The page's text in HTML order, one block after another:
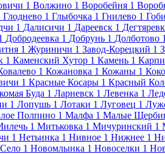
1 Волжино 1 Воробейня 1
Глоднево 1 Глыбочка 1 Гнилево 1
1 Далисичи 1 Дареевск 1
Добродеевка 1 Добрунь 1 Долботово 1
1 Журиничи 1 Завод-Корецкий 1
1 Каменский Хутор 1 Камень 1
1 Кожановка 1 Кожаны 1
1 Красные Косары 1 Красный
Буда 1 Ларневск 1 Левенка 1
1 Лопушь 1 Лотаки 1 Луговец 1
Полпино 1 Малфа 1 Малые
1 Митьковка 1 Мичуринский 1
1 Нетьинка 1 Нивное 1 Нижнее 1
1 Новомлынка 1 Новоселки 1